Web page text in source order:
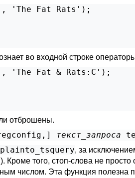
'The Fat Rats');
во входной строке
'The Fat & Rats:C');
отброшены.
, ] текст_запроса
plainto_tsquery, за
Кроме того, стоп-слова не
числом. Эта функция полезна